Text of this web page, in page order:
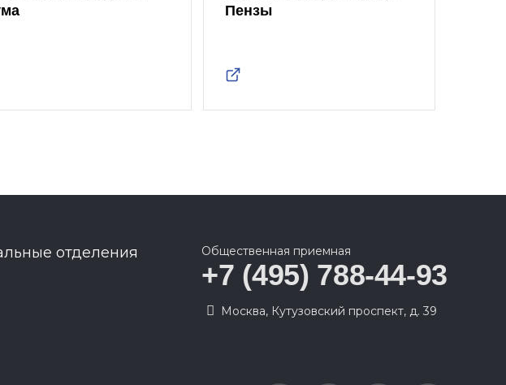
Пензы
отделения Общественная приемная
+7 (495) 788-44-93
Москва, Кутузовский проспект, д. 39